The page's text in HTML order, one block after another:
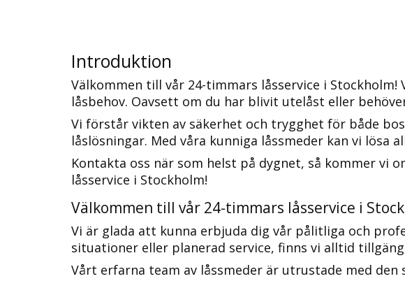
Introduktion
Välkommen till vår 24-timmars låsservice i
Vi förstår vikten av säkerhet och trygghet för både
låslösningar. Med våra kunniga låssmeder kan vi
Kontakta oss när som helst på dygnet, så kommer
låsservice i Stockholm!​
Välkommen till vår 24-timmars låsservice i
Vi är glada att kunna erbjuda dig vår pålitliga och
situationer eller planerad service, finns vi alltid
Vårt erfarna team av låssmeder är utrustade med